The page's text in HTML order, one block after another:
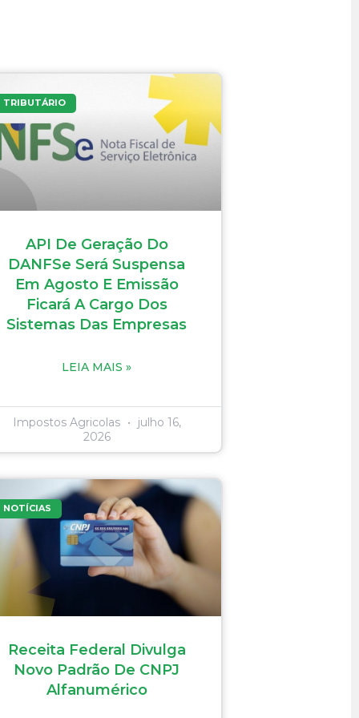
TRIBUTÁRIO
API De Geração Do
DANFSe Será Suspensa
Em Agosto E Emissão
Ficará A Cargo Dos
Sistemas Das Empresas
LEIA MAIS »
Impostos Agricolas
julho 16,
2026
NOTÍCIAS
Receita Federal Divulga
Novo Padrão De CNPJ
Alfanumérico